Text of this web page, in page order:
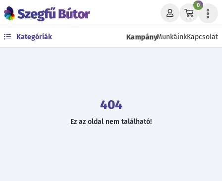
0
Kategóriák KampányMunkáinkKapcsolat
404
Ez az oldal nem található!